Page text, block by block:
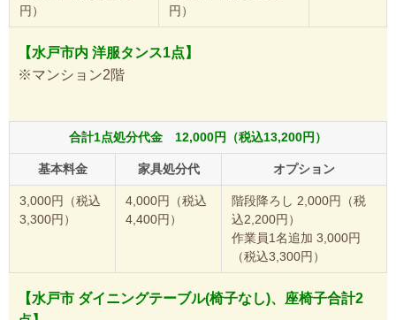
円）
円）
【水戸市内 洋服タンス1点】
※マンション2階
合計1点処分代金 12,000円（税込13,200円）
基本料金 家具処分代 オプション
3,000円（税込
3,300円）
4,000円（税込
4,400円）
階段降ろし 2,000円（税
込2,200円）
作業員1名追加 3,000円
（税込3,300円）
【水戸市 ダイニングテーブル(椅子なし)、座椅子合計2